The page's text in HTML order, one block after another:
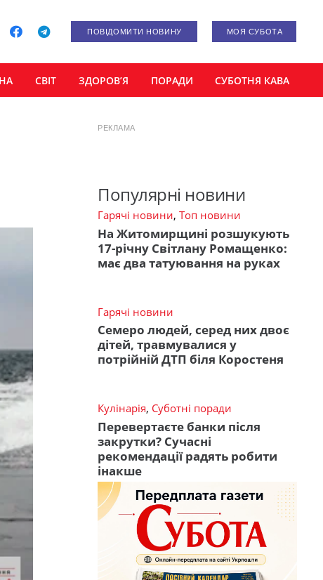
ПОВІДОМИТИ НОВИНУ МОЯ СУБОТА
СВІТ ЗДОРОВ’Я ПОРАДИ СУБОТНЯ КАВА
РЕКЛАМА
Популярні новини
Гарячі новини, Топ новини
На Житомирщині розшукують
17-річну Світлану Ромащенко:
має два татуювання на руках
Гарячі новини
Семеро людей, серед них двоє
дітей, травмувалися у
потрійній ДТП біля Коростеня
Кулінарія, Суботні поради
Перевертаєте банки після
закрутки? Сучасні
рекомендації радять робити
інакше